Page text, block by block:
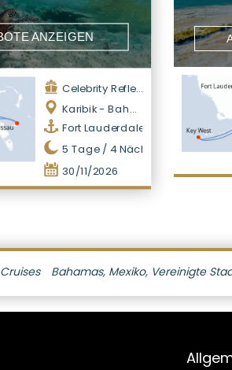
ANZEIGEN
Celebrity Reflection
Karibik - Bahamas
Fort Lauderdale
5 Tage / 4Nächte
30/11/2026
Bahamas, Mexiko, Vereinigte